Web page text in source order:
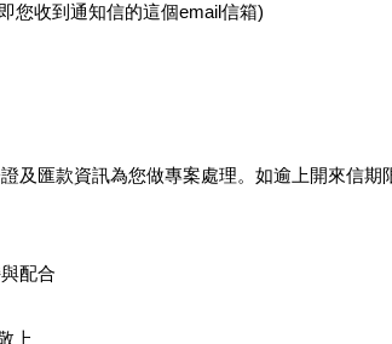
您收到通知信的這個email信箱)
及匯款資訊為您做專案處理。如逾上開來信
配合
上